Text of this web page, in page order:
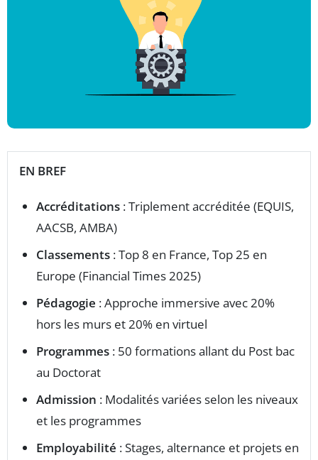
EN BREF
Accréditations : Triplement accréditée (EQUIS,
AACSB, AMBA)
Classements : Top 8 en France, Top 25 en
Europe (Financial Times 2025)
Pédagogie : Approche immersive avec 20%
hors les murs et 20% en virtuel
Programmes : 50 formations allant du Post bac
au Doctorat
Admission : Modalités variées selon les niveaux
et les programmes
Employabilité : Stages, alternance et projets en